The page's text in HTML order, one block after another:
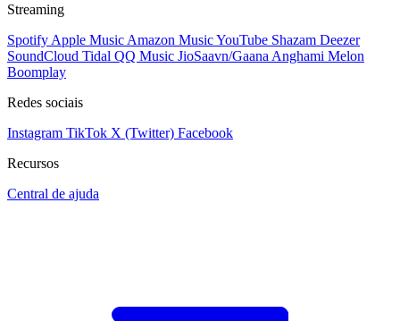
Streaming
Spotify Apple Music Amazon MusicYouTube Shazam Deezer
SoundCloud Tidal QQ Music JioSaavn/Gaana Anghami Melon
Boomplay
Redes sociais
Instagram TikTok X (Twitter) Facebook
Recursos
Central de ajuda